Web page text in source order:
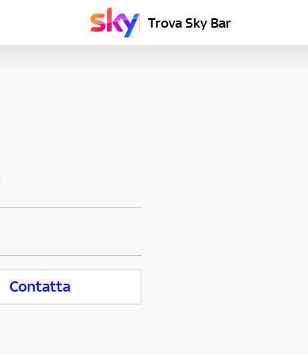
Trova Sky Bar
Contatta